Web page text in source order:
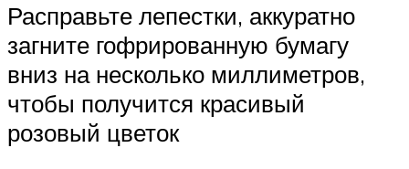
Расправьте лепестки, аккуратно
загните гофрированную бумагу
вниз на несколько миллиметров,
чтобы получится красивый
розовый цветок